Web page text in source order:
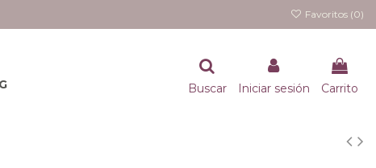
Favoritos (0)
Buscar Iniciar sesión Carrito